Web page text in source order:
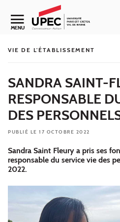
Aller au contenu
Navigation secondaire
MENU
VIE DE L'ÉTABLISSEMENT
SANDRA SAINT-
RESPONSABLE
DES
PUBLIÉ LE 17 OCTOBRE 2022
Sandra Saint Fleury a pris ses
responsable du service vie des
2022.